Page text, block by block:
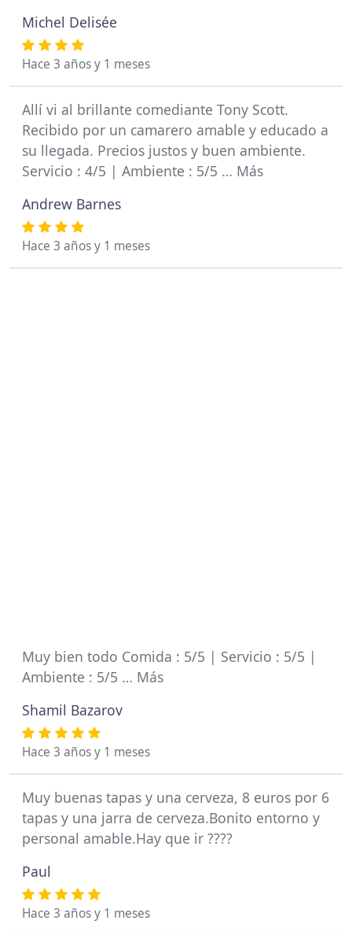
Michel Delisée
Hace 3 años y 1 meses
Allí vi al brillante comediante Tony Scott.
Recibido por un camarero amable y educado a
su llegada. Precios justos y buen ambiente.
Servicio : 4/5 | Ambiente : 5/5 … Más
Andrew Barnes
Hace 3 años y 1 meses
Muy bien todo Comida : 5/5 | Servicio : 5/5 |
Ambiente : 5/5 … Más
Shamil Bazarov
Hace 3 años y 1 meses
Muy buenas tapas y una cerveza, 8 euros por 6
tapas y una jarra de cerveza.Bonito entorno y
personal amable.Hay que ir ????
Paul
Hace 3 años y 1 meses